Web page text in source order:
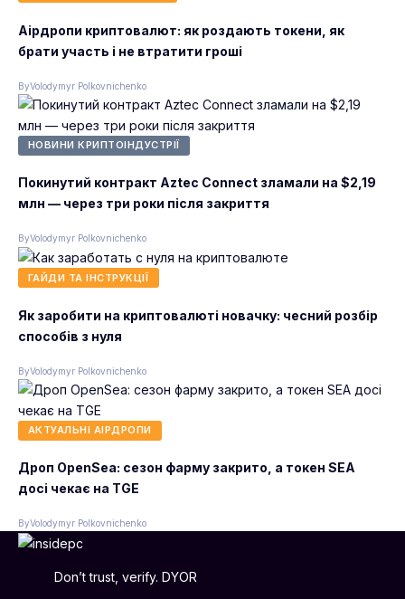
Аірдропи криптовалют: як роздають токени, як
брати участь і не втратити гроші
ByVolodymyr Polkovnichenko
НОВИНИ КРИПТОІНДУСТРІЇ
Покинутий контракт Aztec Connect зламали на $2,19
млн — через три роки після закриття
ByVolodymyr Polkovnichenko
ГАЙДИ ТА ІНСТРУКЦІЇ
Як заробити на криптовалюті новачку: чесний розбір
способів з нуля
ByVolodymyr Polkovnichenko
АКТУАЛЬНІ АІРДРОПИ
Дроп OpenSea: сезон фарму закрито, а токен SEA
досі чекає на TGE
ByVolodymyr Polkovnichenko
Don’t trust, verify. DYOR